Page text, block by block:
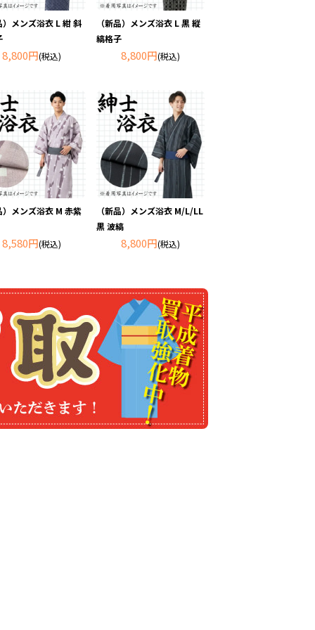
）メンズ浴衣 L 紺 斜
8,800円(税込)
（新品）メンズ浴衣 L 黒 縦
縞格子
8,800円(税込)
）メンズ浴衣 M 赤紫
8,580円(税込)
（新品）メンズ浴衣 M/L/LL
黒 波縞
8,800円(税込)